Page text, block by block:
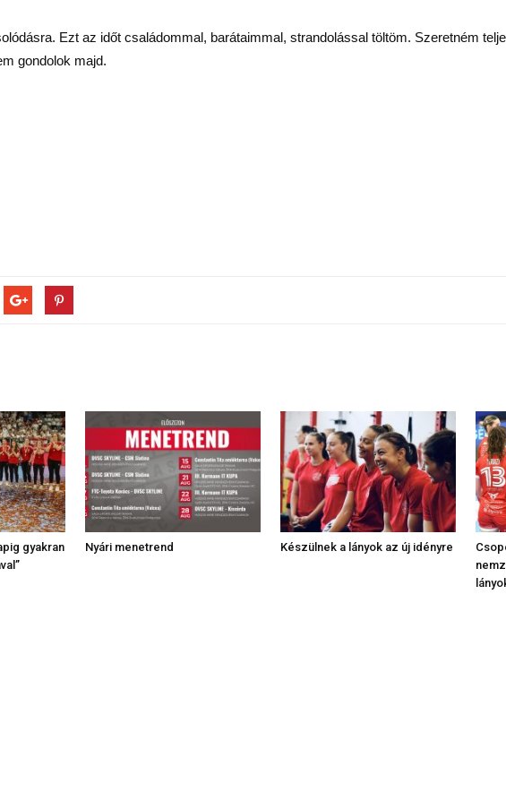
Ezt az időt családommal, barátaimmal, strandolással töltöm. Szeretném
gondolok majd.
gyakran
Nyári menetrend Készülnek a lányok az új idényre